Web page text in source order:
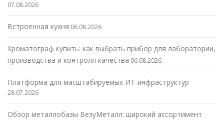
07.08.2026
Встроенная кухня 06.08.2026
Хроматограф купить: как выбрать прибор для лаборатории,
производства и контроля качества 06.08.2026
Платформа для масштабируемых ИТ-инфраструктур
28.07.2026
Обзор металлобазы ВезуМеталл: широкий ассортимент